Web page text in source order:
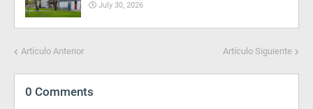
July 30, 2026
Artículo Anterior Artículo Siguiente
0 Comments